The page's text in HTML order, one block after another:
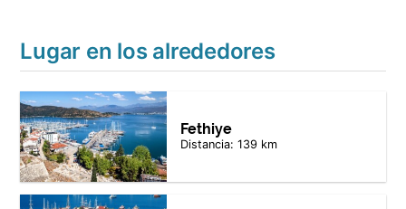
Lugar en los alrededores
Fethiye
Distancia: 139 km